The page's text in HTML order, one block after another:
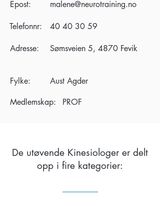
Epost: malene@neurotraining.no
Telefonnr: 40 40 30 59
Adresse: Sømsveien 5, 4870 Fevik
Fylke:
Aust Agder
Medlemskap:
PROF
De utøvende Kinesiologer er delt
opp i fire kategorier: